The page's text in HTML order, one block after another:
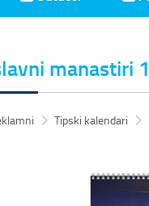
manastiri
Tipski kalendari